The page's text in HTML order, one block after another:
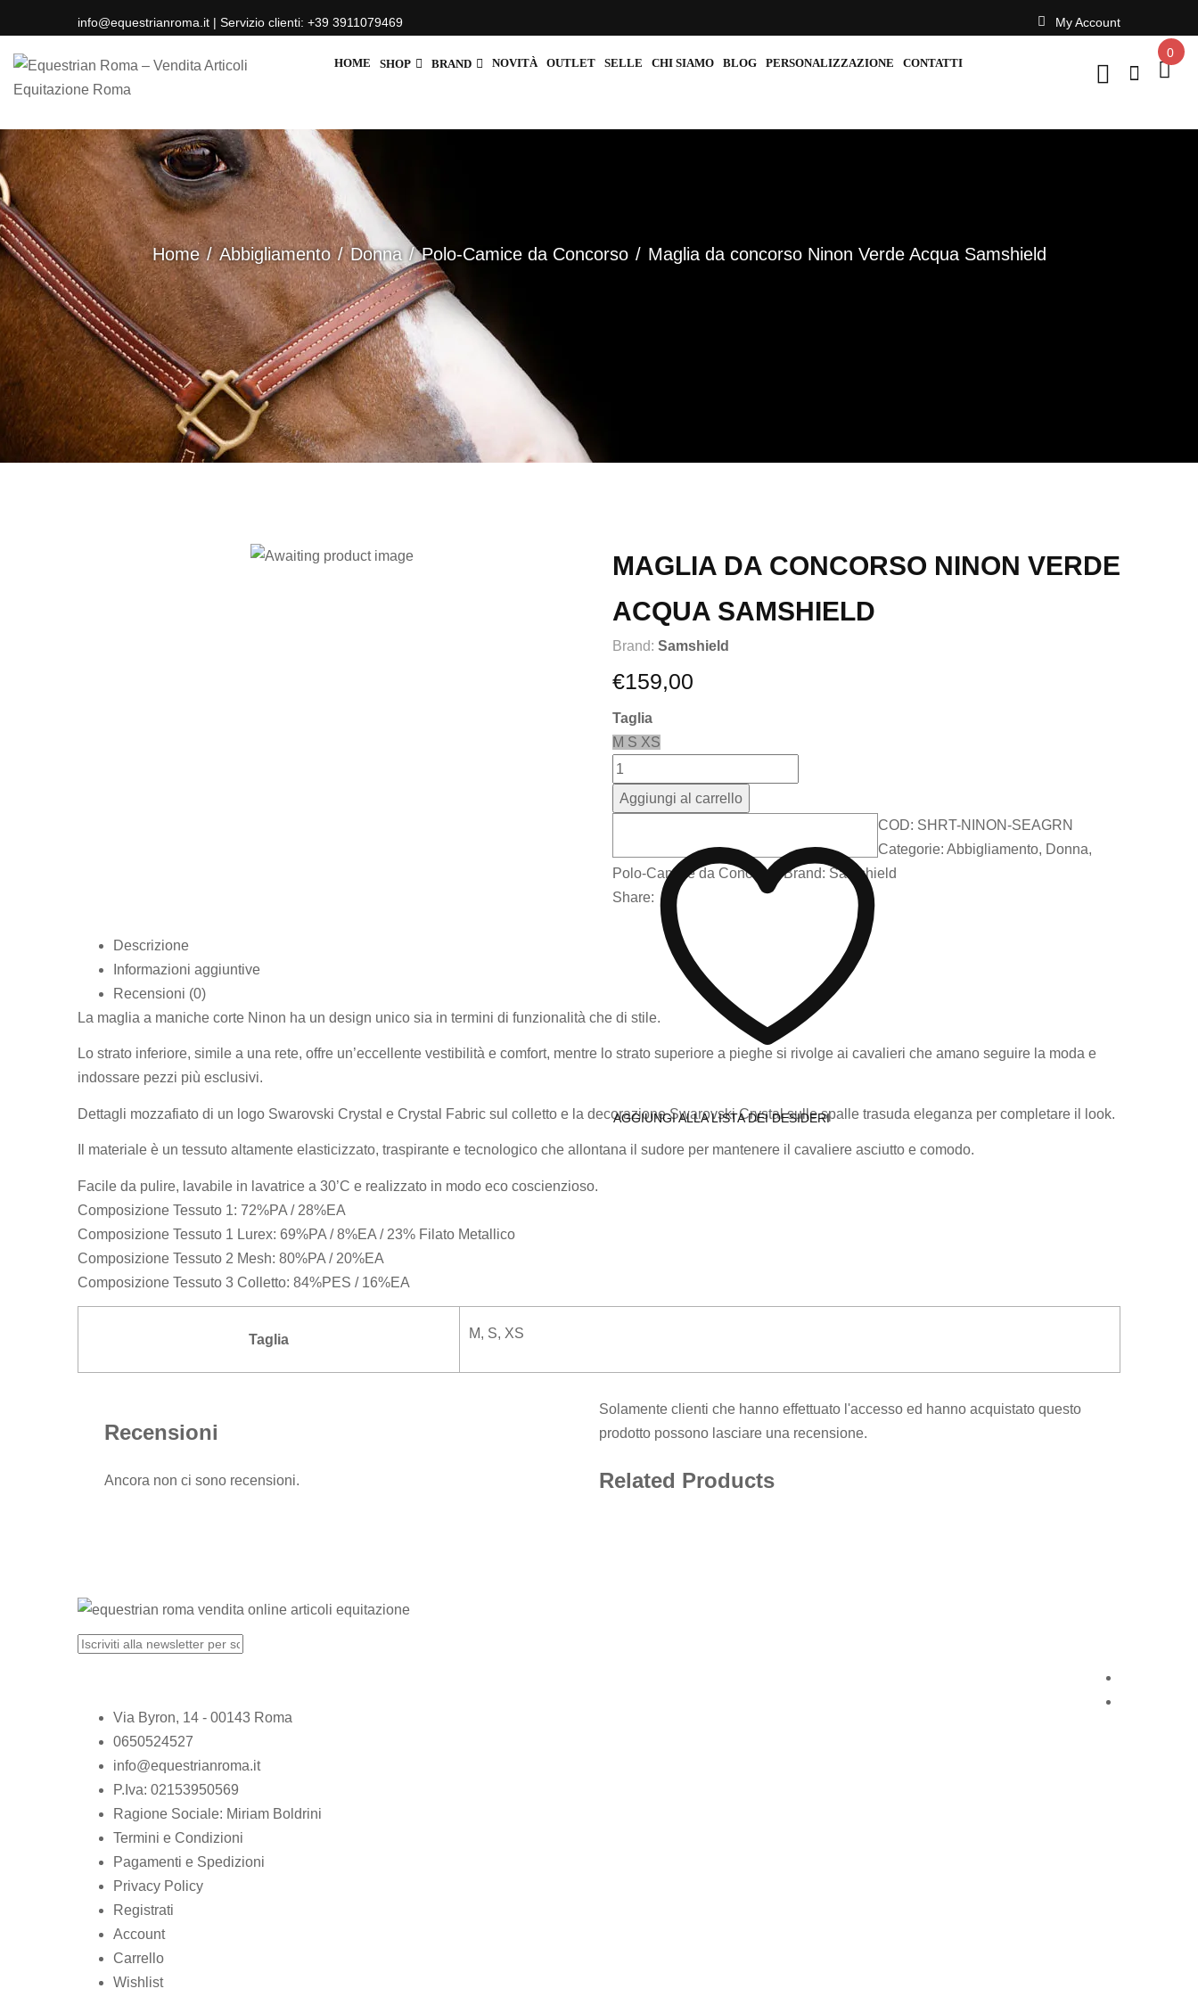
info@equestrianroma.it | Servizio clienti: +39 3911079469 My Account
HOME SHOP BRAND NOVITÀ OUTLET SELLE CHI SIAMO BLOG PERSONALIZZAZIONE CONTATTI
0
Home Abbigliamento Donna Polo-Camice da Concorso Maglia da concorso Ninon Verde Acqua Samshield
MAGLIA DA CONCORSO NINON VERDE
ACQUA SAMSHIELD
Brand: Samshield
€159,00
Taglia
M S XS
Aggiungi al carrello
AGGIUNGI ALLA LISTA DEI DESIDERI
COD: SHRT-NINON-SEAGRN
Categorie: Abbigliamento, Donna,
Polo-Camice da Concorso
Brand: Samshield
Share:
Descrizione
Informazioni aggiuntive
Recensioni (0)
La maglia a maniche corte Ninon ha un design unico sia in termini di funzionalità che di stile.
Lo strato inferiore, simile a una rete, offre un’eccellente vestibilità e comfort, mentre lo strato superiore a pieghe si rivolge ai cavalieri che amano seguire la moda e
indossare pezzi più esclusivi.
Dettagli mozzafiato di un logo Swarovski Crystal e Crystal Fabric sul colletto e la decorazione Swarovski Crystal sulle spalle trasuda eleganza per completare il look.
Il materiale è un tessuto altamente elasticizzato, traspirante e tecnologico che allontana il sudore per mantenere il cavaliere asciutto e comodo.
Facile da pulire, lavabile in lavatrice a 30’C e realizzato in modo eco coscienzioso.
Composizione Tessuto 1: 72%PA / 28%EA
Composizione Tessuto 1 Lurex: 69%PA / 8%EA / 23% Filato Metallico
Composizione Tessuto 2 Mesh: 80%PA / 20%EA
Composizione Tessuto 3 Colletto: 84%PES / 16%EA
Taglia M, S, XS
Recensioni
Ancora non ci sono recensioni.
Solamente clienti che hanno effettuato l'accesso ed hanno acquistato questo
prodotto possono lasciare una recensione.
Related Products
Via Byron, 14 - 00143 Roma
0650524527
info@equestrianroma.it
P.Iva: 02153950569
Ragione Sociale: Miriam Boldrini
Termini e Condizioni
Pagamenti e Spedizioni
Privacy Policy
Registrati
Account
Carrello
Wishlist